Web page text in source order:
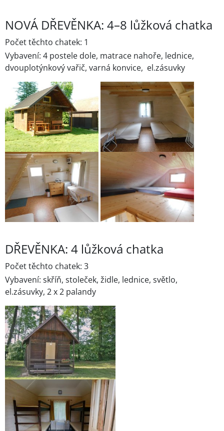
NOVÁ DŘEVĚNKA: 4–8 lůžková chatka
Počet těchto chatek: 1
Vybavení: 4 postele dole, matrace nahoře, lednice,
dvouplotýnkový vařič, varná konvice, el.zásuvky
DŘEVĚNKA: 4 lůžková chatka
Počet těchto chatek: 3
Vybavení: skříň, stoleček, židle, lednice, světlo,
el.zásuvky, 2 x 2 palandy